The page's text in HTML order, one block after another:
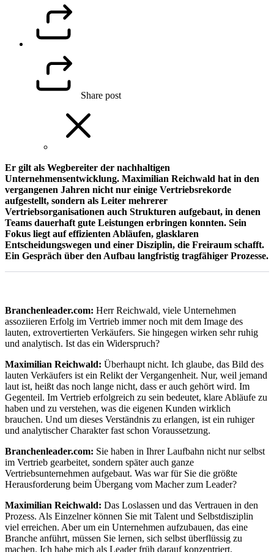
Share post
Er gilt als Wegbereiter der nachhaltigen
Unternehmensentwicklung. Maximilian Reichwald hat in den
vergangenen Jahren nicht nur einige Vertriebsrekorde
aufgestellt, sondern als Leiter mehrerer
Vertriebsorganisationen auch Strukturen aufgebaut, in denen
Teams dauerhaft gute Leistungen erbringen konnten. Sein
Fokus liegt auf effizienten Abläufen, glasklaren
Entscheidungswegen und einer Disziplin, die Freiraum schafft.
Ein Gespräch über den Aufbau langfristig tragfähiger Prozesse.
Branchenleader.com: Herr Reichwald, viele Unternehmen
assoziieren Erfolg im Vertrieb immer noch mit dem Image des
lauten, extrovertierten Verkäufers. Sie hingegen wirken sehr ruhig
und analytisch. Ist das ein Widerspruch?
Maximilian Reichwald: Überhaupt nicht. Ich glaube, das Bild des
lauten Verkäufers ist ein Relikt der Vergangenheit. Nur, weil jemand
laut ist, heißt das noch lange nicht, dass er auch gehört wird. Im
Gegenteil. Im Vertrieb erfolgreich zu sein bedeutet, klare Abläufe zu
haben und zu verstehen, was die eigenen Kunden wirklich
brauchen. Und um dieses Verständnis zu erlangen, ist ein ruhiger
und analytischer Charakter fast schon Voraussetzung.
Branchenleader.com: Sie haben in Ihrer Laufbahn nicht nur selbst
im Vertrieb gearbeitet, sondern später auch ganze
Vertriebsunternehmen aufgebaut. Was war für Sie die größte
Herausforderung beim Übergang vom Macher zum Leader?
Maximilian Reichwald: Das Loslassen und das Vertrauen in den
Prozess. Als Einzelner können Sie mit Talent und Selbstdisziplin
viel erreichen. Aber um ein Unternehmen aufzubauen, das eine
Branche anführt, müssen Sie lernen, sich selbst überflüssig zu
machen. Ich habe mich als Leader früh darauf konzentriert,